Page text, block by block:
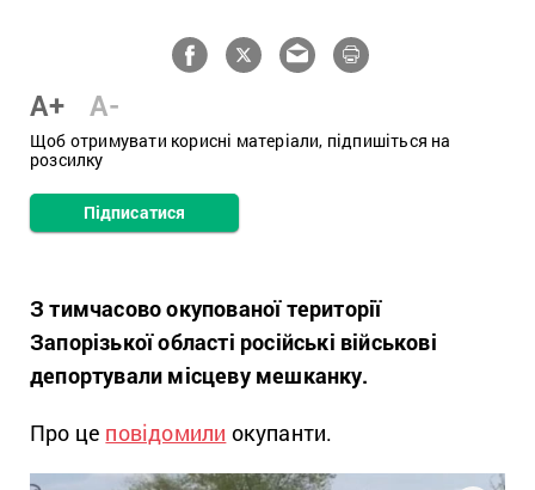
A+ A-
Щоб отримувати корисні матеріали, підпишіться на
розсилку
Підписатися
З тимчасово окупованої території
Запорізької області російські військові
депортували місцеву мешканку.
Про це повідомили окупанти.